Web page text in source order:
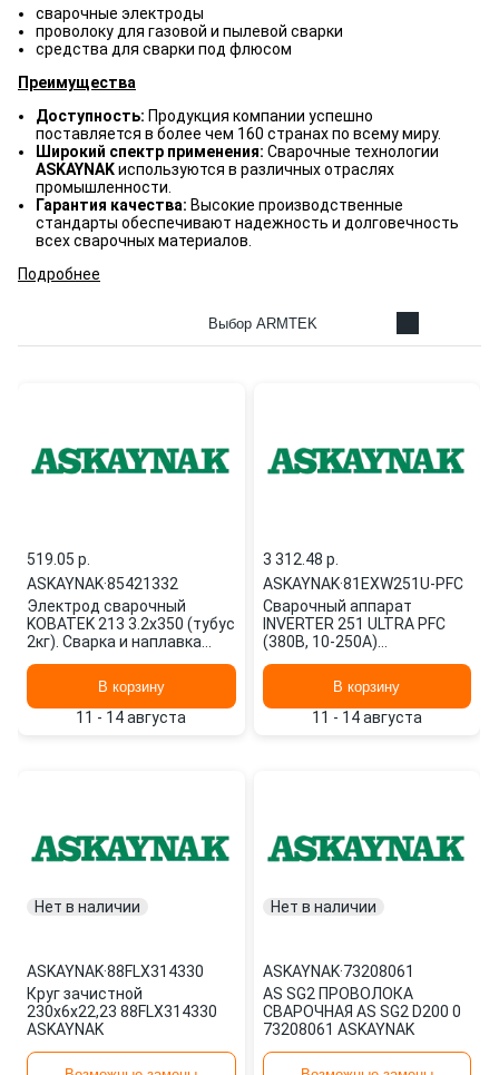
сварочные электроды
проволоку для газовой и пылевой сварки
средства для сварки под флюсом
Преимущества
Доступность: Продукция компании успешно
поставляется в более чем 160 странах по всему миру.
Широкий спектр применения: Сварочные технологии
ASKAYNAKиспользуются в различных отраслях
промышленности.
Гарантия качества: Высокие производственные
стандарты обеспечивают надежность и долговечность
всех сварочных материалов.
Подробнее
Выбор ARMTEK
519.05 p.
ASKAYNAK·85421332
Электрод сварочный
KOBATEK 213 3.2х350 (тубус
2кг). Сварка и наплавка
деформируемых алюми
85421332 ASKAYNAK
В корзину
11 - 14 августа
3 312.48 p.
ASKAYNAK·81EXW251U-PFC
Сварочный аппарат
INVERTER 251 ULTRA PFC
(380В, 10-250А)
В корзину
11 - 14 августа
Нет в наличии
ASKAYNAK·88FLX314330
Круг зачистной
230х6х22,23 88FLX314330
ASKAYNAK
Нет в наличии
ASKAYNAK·73208061
AS SG2 ПРОВОЛОКА
СВАРОЧНАЯ AS SG2 D200 0
73208061 ASKAYNAK